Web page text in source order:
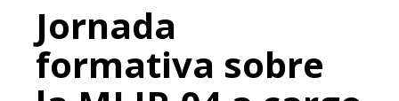
Jornada
formativa sobre